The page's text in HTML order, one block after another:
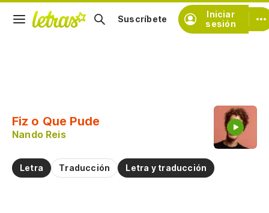
Iniciar
sesión
Suscríbete
Fiz o Que Pude
Nando Reis
Letra Traducción Letra y traducción
Practicar la pronunciación de